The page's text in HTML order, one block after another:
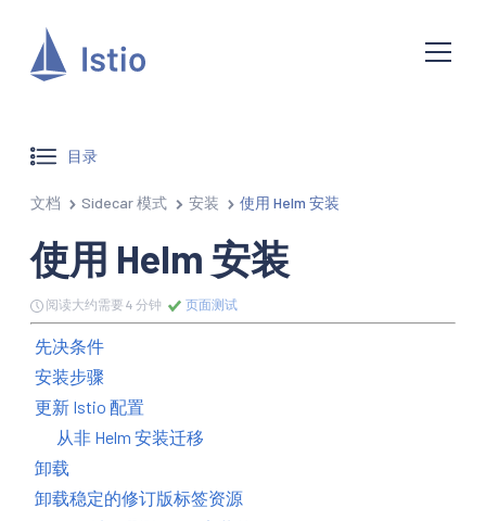
目录
文档 Sidecar 模式 安装 使用 Helm 安装
使用 Helm 安装
阅读大约需要 4 分钟 页面测试
先决条件
安装步骤
更新 Istio 配置
从非 Helm 安装迁移
卸载
卸载稳定的修订版标签资源